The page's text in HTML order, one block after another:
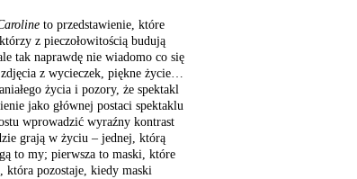
to przedstawienie, które
z pieczołowitością budują
tak naprawdę nie wiadomo co się
z wycieczek, piękne życie…
życia i pozory, że spektakl
jako głównej postaci spektaklu
wprowadzić wyraźny kontrast
grają w życiu – jednej, którą
to my; pierwsza to maski, które
która pozostaje, kiedy maski